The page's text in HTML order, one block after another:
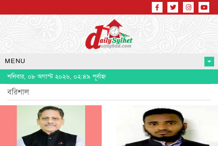
MENU
শনিবার, ০৮ অগাস্ট ২০২৬, ০২:৪৯ পূর্বাহ্ন
বরিশাল